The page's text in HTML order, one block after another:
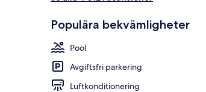
Populära bekvämligheter
Pool
Avgiftsfri parkering
Luftkonditionering